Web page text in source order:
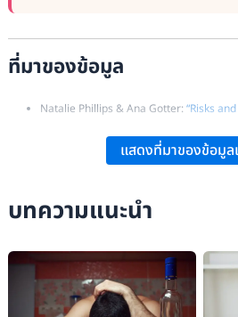
ที่มาของข้อมูล
Natalie Phillips & Ana Gotter: “Risks
“Risks and Complications
Today.
NHS:
“Risks and Complications of Heart
แสดงที่มาของข้อมูล
บทความแนะนำ